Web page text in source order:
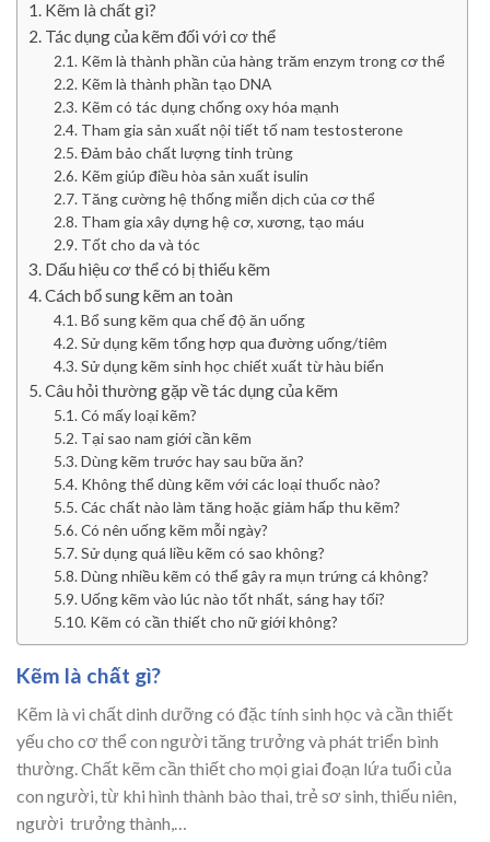
Kẽm là chất gì?
Tác dụng của kẽm đối với cơ thể
Kẽm là thành phần của hàng trăm enzym trong cơ thể
Kẽm là thành phần tạo DNA
Kẽm có tác dụng chống oxy hóa mạnh
Tham gia sản xuất nội tiết tố nam testosterone
Đảm bảo chất lượng tinh trùng
Kẽm giúp điều hòa sản xuất isulin
Tăng cường hệ thống miễn dịch của cơ thể
Tham gia xây dựng hệ cơ, xương, tạo máu
Tốt cho da và tóc
Dấu hiệu cơ thể có bị thiếu kẽm
Cách bổ sung kẽm an toàn
Bổ sung kẽm qua chế độ ăn uống
Sử dụng kẽm tổng hợp qua đường uống/tiêm
Sử dụng kẽm sinh học chiết xuất từ hàu biển
Câu hỏi thường gặp về tác dụng của kẽm
Có mấy loại kẽm?
Tại sao nam giới cần kẽm
Dùng kẽm trước hay sau bữa ăn?
Không thể dùng kẽm với các loại thuốc nào?
Các chất nào làm tăng hoặc giảm hấp thu kẽm?
Có nên uống kẽm mỗi ngày?
Sử dụng quá liều kẽm có sao không?
Dùng nhiều kẽm có thể gây ra mụn trứng cá không?
Uống kẽm vào lúc nào tốt nhất, sáng hay tối?
Kẽm có cần thiết cho nữ giới không?
Kẽm là chất gì?
Kẽm là vi chất dinh dưỡng có đặc tính sinh học và cần thiết
yếu cho cơ thể con người tăng trưởng và phát triển bình
thường. Chất kẽm cần thiết cho mọi giai đoạn lứa tuổi của
con người, từ khi hình thành bào thai, trẻ sơ sinh, thiếu niên,
người trưởng thành,…